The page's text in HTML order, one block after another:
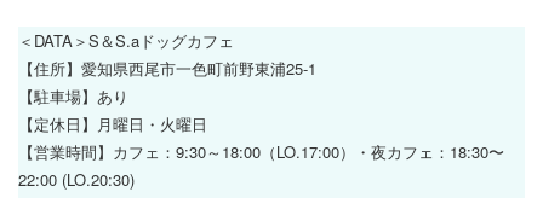
＜DATA＞S＆S.aドッグカフェ
【住所】愛知県西尾市一色町前野東浦25-1
【駐車場】あり
【定休日】月曜日・火曜日
【営業時間】カフェ：9:30～18:00（LO.17:00）・夜カフェ：18:30〜
22:00 (LO.20:30)